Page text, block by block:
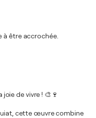
à être accrochée.
de vivre ! 🎨🍷
cette œuvre combine